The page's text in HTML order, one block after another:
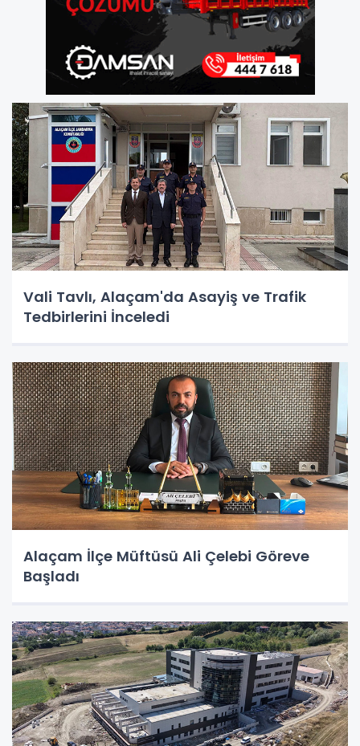
Vali Tavlı, Alaçam'da Asayiş ve Trafik
Tedbirlerini İnceledi
Alaçam İlçe Müftüsü Ali Çelebi Göreve
Başladı